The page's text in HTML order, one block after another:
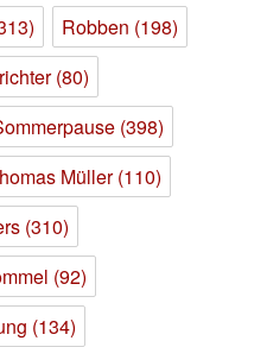
Robben (198)
(80)
(398)
Müller(110)
(310)
(92)
(134)